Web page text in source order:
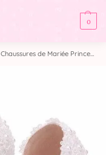
0
Chaussures de Mariée Princesse